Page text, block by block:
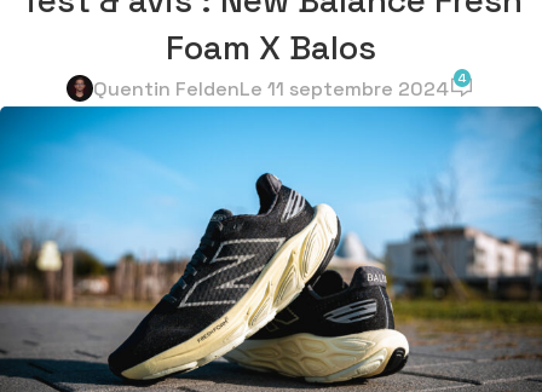
Foam X Balos
Quentin FeldenLe 11 septembre 2024 4